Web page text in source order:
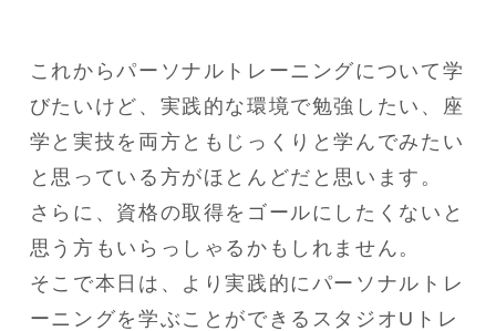
これからパーソナルトレーニングについて学
びたいけど、実践的な環境で勉強したい、座
学と実技を両方ともじっくりと学んでみたい
と思っている方がほとんどだと思います。
さらに、資格の取得をゴールにしたくないと
思う方もいらっしゃるかもしれません。
そこで本日は、より実践的にパーソナルトレ
ーニングを学ぶことができるスタジオUトレ